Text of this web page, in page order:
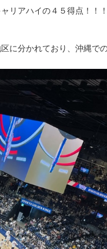
リアハイの４５得点！！
に分かれており、沖縄で